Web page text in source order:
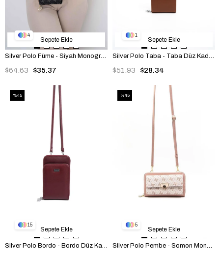
4
Silver Polo Füme - Siyah Monogram Kadın Telefon Çantası SP1011
$35.37
$64.63
Sepete Ekle
1
Silver Polo Taba - Taba Düz Kadın Telefon Çantası SP1145
$28.34
$51.93
Sepete Ekle
15
Sepete Ekle
%45
5
Sepete Ekle
%45